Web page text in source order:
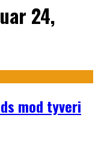
24,
mod tyveri